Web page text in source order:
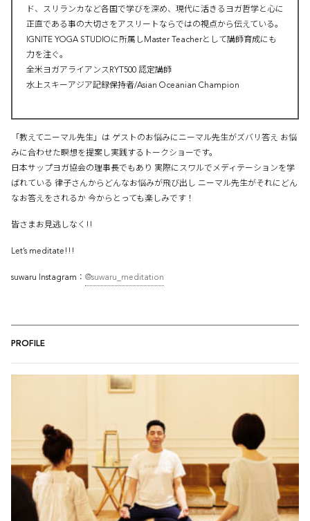
ド、スリランカなど各国で学びを深め、現代に活きるヨガ哲学と心に
正直である事の大切さをアスリートならではの視点から伝えている。
IGNITE YOGA STUDIOに所属しMaster Teacherとして講師育成にも
力を注ぐ。
全米ヨガアライアンスRYT500 認定講師
水上スキーアジア記録保持者/Asian Oceanian Champion
「教えてニーマル先生」は ゲストのお悩みにニーマル先生がズバリ答え お悩
みに合わせた瞑想を提案し実践するトークショーです。
日本サップヨガ協会の理事長でもあり 実際にスワルでメディテーションを学
ばれている 律子さんからどんなお悩みが飛び出し ニーマル先生がそれにどん
なお答えをされるか 今からとっても楽しみです！
皆さまお見逃しなく!!
Let’s meditate!!!
suwaru Instagram： @suwaru_meditation
PROFILE